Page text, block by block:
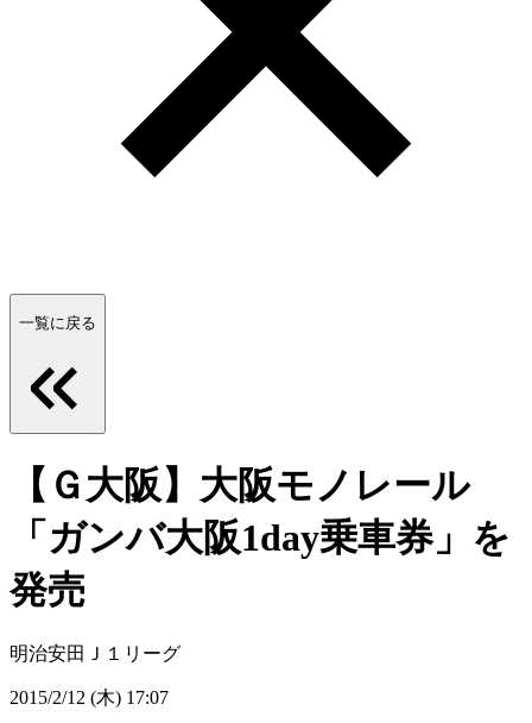
一覧に戻る
【Ｇ大阪】大阪モノレール
「ガンバ大阪1day乗車券」を
発売
明治安田Ｊ１リーグ
2015/2/12 (木) 17:07